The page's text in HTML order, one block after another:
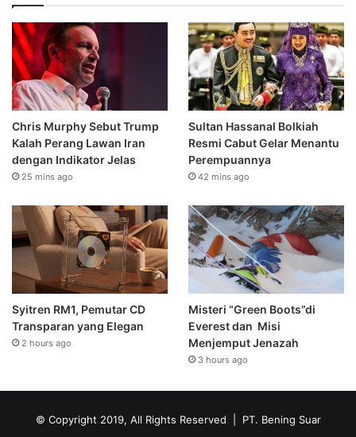
Chris Murphy Sebut Trump
Kalah Perang Lawan Iran
dengan Indikator Jelas
25 mins ago
Sultan Hassanal Bolkiah
Resmi Cabut Gelar Menantu
Perempuannya
42 mins ago
Syitren RM1, Pemutar CD
Transparan yang Elegan
2 hours ago
Misteri “Green Boots”di
Everest dan Misi
Menjemput Jenazah
3 hours ago
© Copyright 2019, All Rights Reserved | PT. Bening Suar